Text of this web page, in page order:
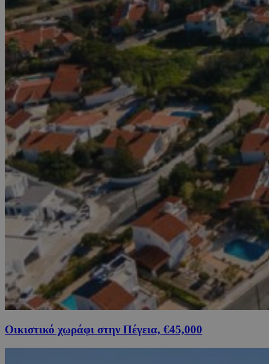
Οικιστικό χωράφι στην Πέγεια, €45,000